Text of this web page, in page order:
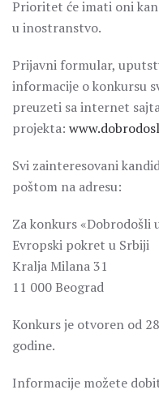
Prioritet će imati oni
u inostranstvo.
Prijavni formular,
informacije o konkursu
preuzeti sa internet
projekta:
Svi zainteresovani
poštom na adresu:
Za konkurs «Dobrodošli
Evropski pokret u Srbiji
Kralja Milana 31
11 000 Beograd
Konkurs je otvoren od
godine.
Informacije možete